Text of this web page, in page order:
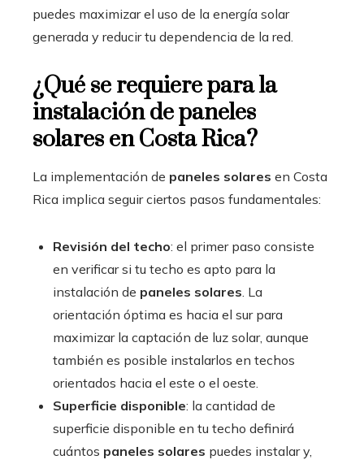
puedes maximizar el uso de la energía solar
generada y reducir tu dependencia de la red.
¿Qué se requiere para la
instalación depaneles
solares en Costa Rica?
La implementación de paneles solares en Costa
Rica implica seguir ciertos pasos fundamentales:
Revisión del techo: el primer paso consiste
en verificar si tu techo es apto para la
instalación de paneles solares . La
orientación óptima es hacia el sur para
maximizar la captación de luz solar, aunque
también es posible instalarlos en techos
orientados hacia el este o el oeste.
Superficie disponible: la cantidad de
superficie disponible en tu techo definirá
cuántos paneles solares puedes instalar y,